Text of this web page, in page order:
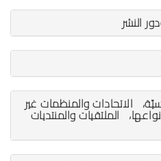
الاتحادات والمنظمات غير
الملتقيات والمنتديات